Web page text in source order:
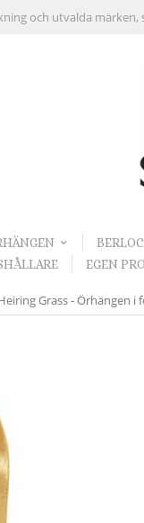
och utvalda märken,
EGEN
Grass - Örhängen i